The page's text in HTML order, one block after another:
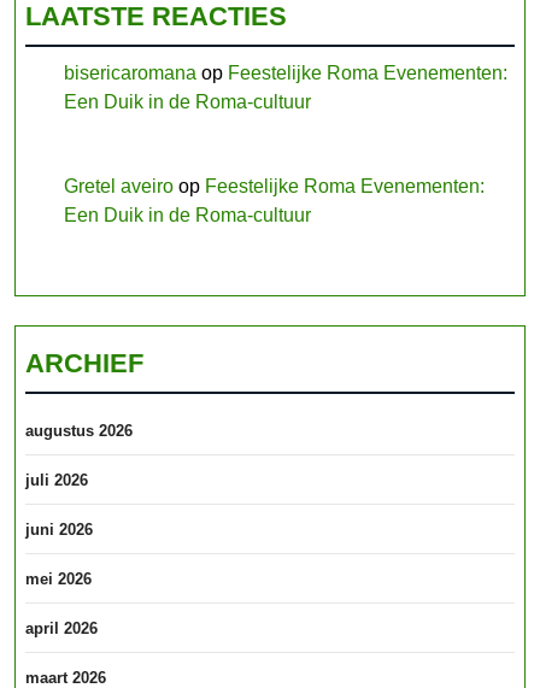
LAATSTE REACTIES
bisericaromana op Feestelijke Roma Evenementen:
Een Duik in de Roma-cultuur
Gretel aveiro op Feestelijke Roma Evenementen:
Een Duik in de Roma-cultuur
ARCHIEF
augustus 2026
juli 2026
juni 2026
mei 2026
april 2026
maart 2026